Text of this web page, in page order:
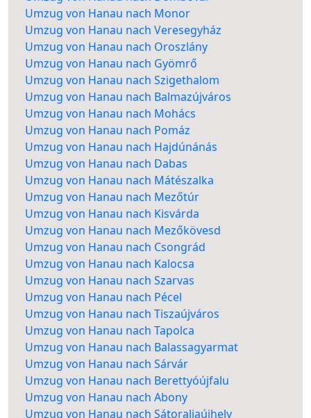
Umzug von Hanau nach Monor
Umzug von Hanau nach Veresegyház
Umzug von Hanau nach Oroszlány
Umzug von Hanau nach Gyömrő
Umzug von Hanau nach Szigethalom
Umzug von Hanau nach Balmazújváros
Umzug von Hanau nach Mohács
Umzug von Hanau nach Pomáz
Umzug von Hanau nach Hajdúnánás
Umzug von Hanau nach Dabas
Umzug von Hanau nach Mátészalka
Umzug von Hanau nach Mezőtúr
Umzug von Hanau nach Kisvárda
Umzug von Hanau nach Mezőkövesd
Umzug von Hanau nach Csongrád
Umzug von Hanau nach Kalocsa
Umzug von Hanau nach Szarvas
Umzug von Hanau nach Pécel
Umzug von Hanau nach Tiszaújváros
Umzug von Hanau nach Tapolca
Umzug von Hanau nach Balassagyarmat
Umzug von Hanau nach Sárvár
Umzug von Hanau nach Berettyóújfalu
Umzug von Hanau nach Abony
Umzug von Hanau nach Sátoraljaújhely